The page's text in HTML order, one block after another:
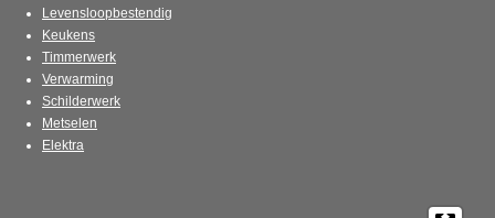
Levensloopbestendig
Keukens
Timmerwerk
Verwarming
Schilderwerk
Metselen
Elektra